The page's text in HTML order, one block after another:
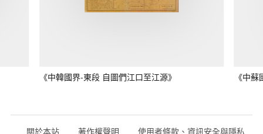
《中韓國界-東段 自圖們江口至江源》 《中
關於本站 著作權聲明 使用者條款、資訊安全與隱私